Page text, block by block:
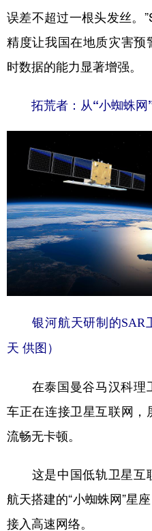
误差不超过一根头发丝。
精度让我国在地质灾害预
时数据的能力显著增强。
拓荒者：从“小蜘蛛网
银河航天研制的SAR
天 供图）
在泰国曼谷马汉科理
车正在连接卫星互联网，
流畅无卡顿。
这是中国低轨卫星互
航天搭建的“小蜘蛛网”星
接入高速网络。